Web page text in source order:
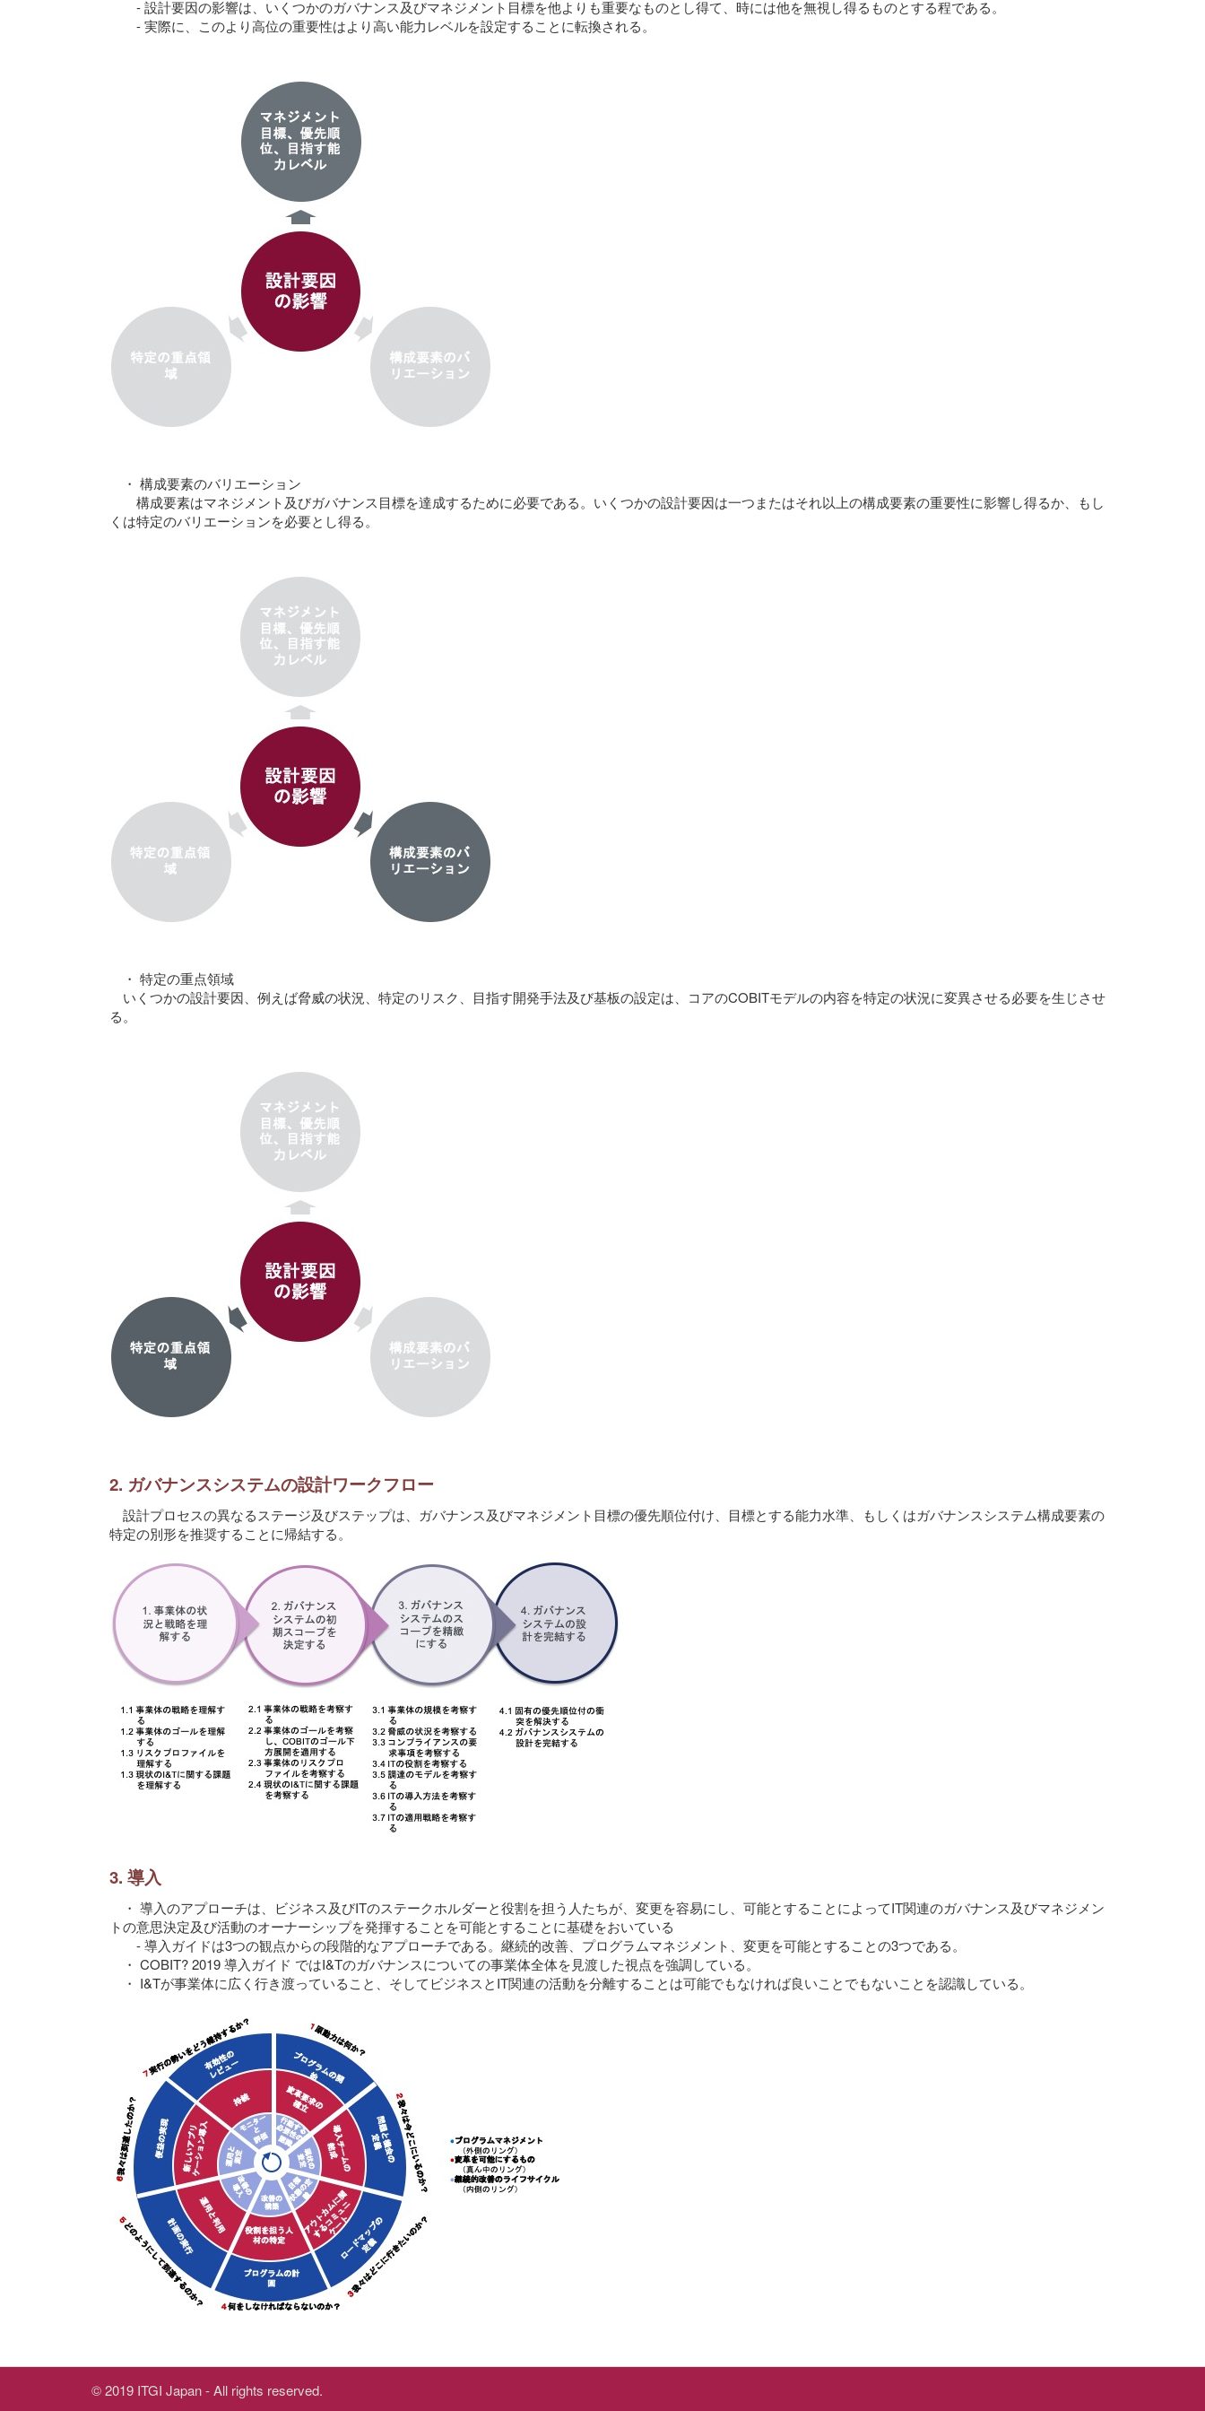
- 設計要因の影響は、いくつかのガバナンス及びマネジメント目標を他よりも重要なものとし得て、時には他を無視し得るものとする程である。
- 実際に、このより高位の重要性はより高い能力レベルを設定することに転換される。
・ 構成要素のバリエーション
構成要素はマネジメント及びガバナンス目標を達成するために必要である。いくつかの設計要因は一つまたはそれ以上の構成要素の重要性に影響し得るか、もし
くは特定のバリエーションを必要とし得る。
・ 特定の重点領域
いくつかの設計要因、例えば脅威の状況、特定のリスク、目指す開発手法及び基板の設定は、コアのCOBITモデルの内容を特定の状況に変異させる必要を生じさせ
る。
2. ガバナンスシステムの設計ワークフロー
設計プロセスの異なるステージ及びステップは、ガバナンス及びマネジメント目標の優先順位付け、目標とする能力水準、もしくはガバナンスシステム構成要素の
特定の別形を推奨することに帰結する。
3. 導入
・ 導入のアプローチは、ビジネス及びITのステークホルダーと役割を担う人たちが、変更を容易にし、可能とすることによってIT関連のガバナンス及びマネジメン
トの意思決定及び活動のオーナーシップを発揮することを可能とすることに基礎をおいている
- 導入ガイドは3つの観点からの段階的なアプローチである。継続的改善、プログラムマネジメント、変更を可能とすることの3つである。
・ COBIT? 2019 導入ガイド ではI&Tのガバナンスについての事業体全体を見渡した視点を強調している。
・ I&Tが事業体に広く行き渡っていること、そしてビジネスとIT関連の活動を分離することは可能でもなければ良いことでもないことを認識している。
© 2019 ITGI Japan - All rights reserved.